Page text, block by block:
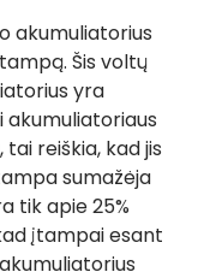
akumuliatorius
Šis voltų
yra
akumuliatoriaus
reiškia, kad jis
sumažėja
tik apie 25%
įtampai esant